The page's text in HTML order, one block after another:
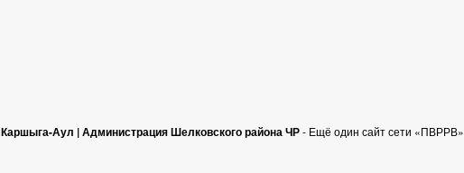
Каршыга-Аул | Администрация Шелковского района ЧР- Ещё один сайт сети «ПВРРВ»